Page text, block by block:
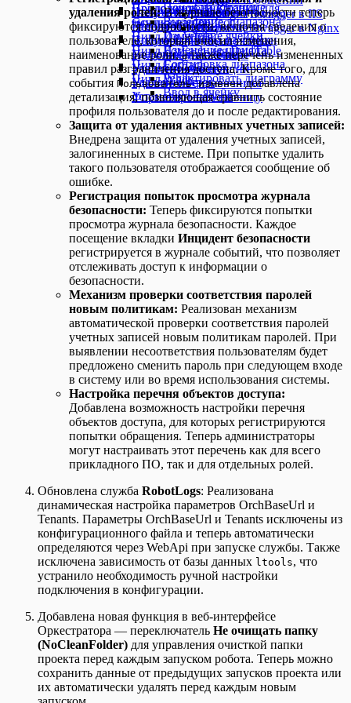
Чтение из ячейки
Чтение колонки
Чтение формулы из ячейки
Удаление диапазона
Удаление колонок
Удаление строк
Установить пароль
Приложение 1. Кнопки для
эмулирования
Продолжить цикл
Ссылка на процесс
Цикл Do-While
Цикл ForEach для DataTable
Цикл ForEach
Цикл While
Поиск на странице
Выделение диапазона
Изменение ячейки
Изменение шрифта
Сортировка диапазона
Редактировать диаграмму
Ввод в ячейку
Получить из массива
Получить из коллекции
Получить из справочника
Получить из таблицы
Удалить из коллекции
Удалить из справочника
Форматировать таблицу
Открытие Swagger в IIS
Открытие Swagger в Nginx
(Message History)
удаления ролей:В журнале безопасности теперь
фиксируются подробности, включая сведения о
пользователе, который вносил изменения,
наименование роли, а также перечень измененных
правил разграничения доступа. Кроме того, для
события Пользователь изменендобавлена
детализация, позволяющая сравнить состояние
профиля пользователя до и после редактирования.
Защита от удаления активных учетных записей:
Внедрена защита от удаления учетных записей,
залогиненных в системе. При попытке удалить
такого пользователя отображается сообщение об
ошибке.
Регистрация попыток просмотра журнала
безопасности: Теперь фиксируются попытки
просмотра журнала безопасности. Каждое
посещение вкладки Инцидент безопасности
регистрируется в журнале событий, что позволяет
отслеживать доступ к информации о
безопасности.
Механизм проверки соответствия паролей
новым политикам: Реализован механизм
автоматической проверки соответствия паролей
учетных записей новым политикам паролей. При
выявлении несоответствия пользователям будет
предложено сменить пароль при следующем входе
в систему или во время использования системы.
Настройка перечня объектов доступа:
Добавлена возможность настройки перечня
объектов доступа, для которых регистрируются
попытки обращения. Теперь администраторы
могут настраивать этот перечень как для всего
прикладного ПО, так и для отдельных ролей.
Обновлена служба RobotLogs: Реализована
динамическая настройка параметров OrchBaseUrl и
Tenants. Параметры OrchBaseUrl и Tenants исключены из
конфигурационного файла и теперь автоматически
определяются через WebApi при запуске службы. Также
исключена зависимость от базы данных ltools, что
устранило необходимость ручной настройки
подключения в конфигурации.
Добавлена новая функция в веб-интерфейсе
Оркестратора — переключатель Не очищать папку
(NoCleanFolder) для управления очисткой папки
проекта перед каждым запуском робота. Теперь можно
сохранить данные от предыдущих запусков проекта или
их автоматически удалять перед каждым новым